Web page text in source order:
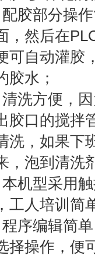
胶部分操
，然后在
可自动灌胶
胶水；
洗方便，
胶口的搅拌
洗，如果下
，泡到清洗
机型采用
工人培训
序编辑简
择操作，便